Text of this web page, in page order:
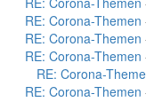
RE: Corona-Themen
RE: Corona-Themen
RE: Corona-Themen
RE: Corona-
RE: Corona-Themen